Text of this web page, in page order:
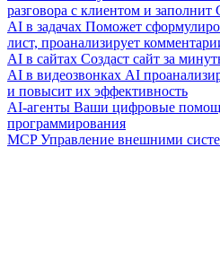
разговора с клиентом и заполнит
AI в задачах Поможет
лист, проанализирует
AI в сайтах Создаст сайт за
AI в видеозвонках AI
и повысит их эффективность
AI-агенты Ваши цифровые
программирования
MCP Управление внешними